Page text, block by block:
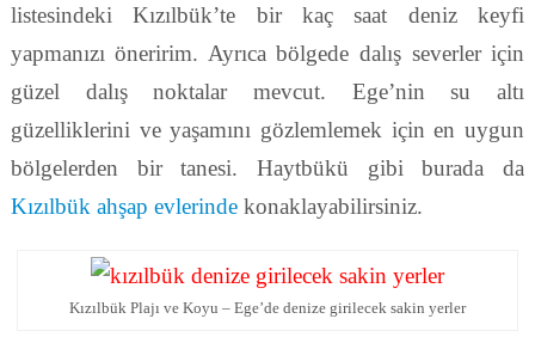
listesindeki Kızılbük’te bir kaç saat deniz keyfi
yapmanızı öneririm. Ayrıca bölgede dalış severler için
güzel dalış noktalar mevcut. Ege’nin su altı
güzelliklerini ve yaşamını gözlemlemek için en uygun
bölgelerden bir tanesi. Haytbükü gibi burada da
Kızılbük ahşap evlerindekonaklayabilirsiniz.
Kızılbük Plajı ve Koyu – Ege’de denize girilecek sakin yerler